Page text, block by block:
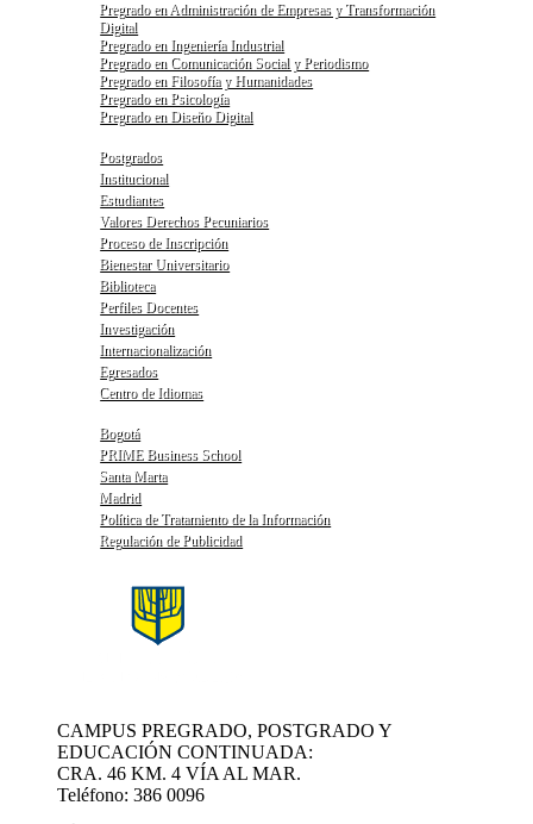
Pregrado en Administración de Empresas y Transformación
Digital
Pregrado en Ingeniería Industrial
Pregrado en Comunicación Social y Periodismo
Pregrado en Filosofía y Humanidades
Pregrado en Psicología
Pregrado en Diseño Digital
Postgrados
Institucional
Estudiantes
Valores Derechos Pecuniarios
Proceso de Inscripción
Bienestar Universitario
Biblioteca
Perfiles Docentes
Investigación
Internacionalización
Egresados
Centro de Idiomas
Bogotá
PRIME Business School
Santa Marta
Madrid
Política de Tratamiento de la Información
Regulación de Publicidad
CAMPUS PREGRADO, POSTGRADO Y
EDUCACIÓN CONTINUADA:
CRA. 46 KM. 4 VÍA AL MAR.
Teléfono: 386 0096